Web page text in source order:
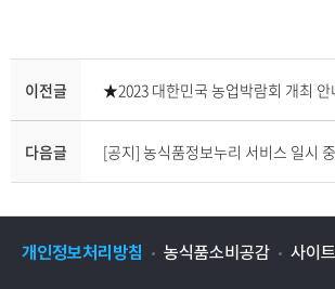
이전글 ★2023 대한민국 농업박람회 개최
다음글 [공지] 농식품정보누리 서비스 일시
개인정보처리방침 농식품소비공감 사이